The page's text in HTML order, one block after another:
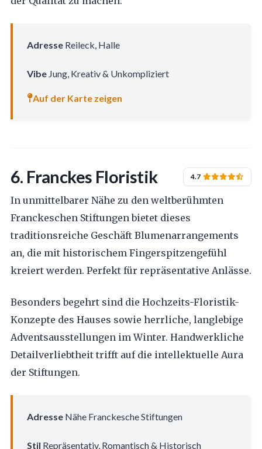
AdresseReileck, Halle
VibeJung, Kreativ & Unkompliziert
Auf der Karte zeigen
6. Franckes Floristik 4.7
In unmittelbarer Nähe zu den weltberühmten
Franckeschen Stiftungen bietet dieses
traditionsreiche Geschäft Blumenarrangements
an, die mit historischem Fingerspitzengefühl
kreiert werden. Perfekt für repräsentative Anlässe.
Besonders begehrt sind die Hochzeits-Floristik-
Konzepte des Hauses sowie herrliche, langlebige
Adventsausstellungen im Winter. Handwerkliche
Detailverliebtheit trifft auf die intellektuelle Aura
der Stiftungen.
AdresseNähe Franckesche Stiftungen
Stil Repräsentativ, Romantisch & Historisch